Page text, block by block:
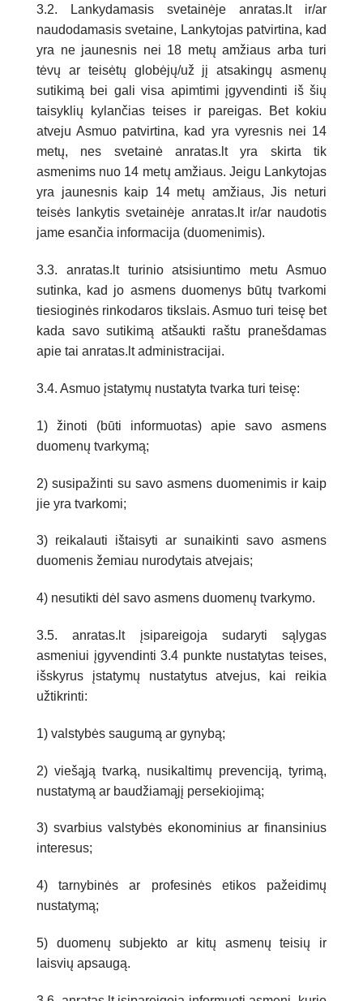
3.2. Lankydamasis svetainėje anratas.lt ir/ar
naudodamasis svetaine, Lankytojas patvirtina, kad
yra ne jaunesnis nei 18 metų amžiaus arba turi
tėvų ar teisėtų globėjų/už jį atsakingų asmenų
sutikimą bei gali visa apimtimi įgyvendinti iš šių
taisyklių kylančias teises ir pareigas. Bet kokiu
atveju Asmuo patvirtina, kad yra vyresnis nei 14
metų, nes svetainė anratas.lt yra skirta tik
asmenims nuo 14 metų amžiaus. Jeigu Lankytojas
yra jaunesnis kaip 14 metų amžiaus, Jis neturi
teisės lankytis svetainėje anratas.lt ir/ar naudotis
jame esančia informacija (duomenimis).
3.3. anratas.lt turinio atsisiuntimo metu Asmuo
sutinka, kad jo asmens duomenys būtų tvarkomi
tiesioginės rinkodaros tikslais. Asmuo turi teisę bet
kada savo sutikimą atšaukti raštu pranešdamas
apie tai anratas.lt administracijai.
3.4. Asmuo įstatymų nustatyta tvarka turi teisę:
1) žinoti (būti informuotas) apie savo asmens
duomenų tvarkymą;
2) susipažinti su savo asmens duomenimis ir kaip
jie yra tvarkomi;
3) reikalauti ištaisyti ar sunaikinti savo asmens
duomenis žemiau nurodytais atvejais;
4) nesutikti dėl savo asmens duomenų tvarkymo.
3.5. anratas.lt įsipareigoja sudaryti sąlygas
asmeniui įgyvendinti 3.4 punkte nustatytas teises,
išskyrus įstatymų nustatytus atvejus, kai reikia
užtikrinti:
1) valstybės saugumą ar gynybą;
2) viešąją tvarką, nusikaltimų prevenciją, tyrimą,
nustatymą ar baudžiamąjį persekiojimą;
3) svarbius valstybės ekonominius ar finansinius
interesus;
4) tarnybinės ar profesinės etikos pažeidimų
nustatymą;
5) duomenų subjekto ar kitų asmenų teisių ir
laisvių apsaugą.